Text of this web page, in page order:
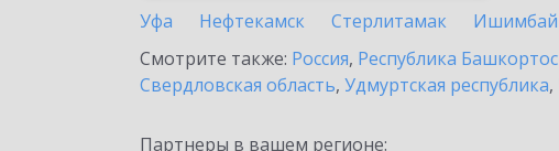
Уфа
Нефтекамск Стерлитамак Ишимбай
Смотрите также: Россия, Республика
Свердловская область, Удмуртская республика,
Партнеры в вашем регионе: